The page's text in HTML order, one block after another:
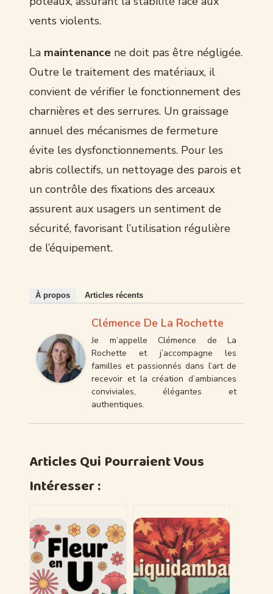
vents violents.
La maintenance ne doit pas être négligée.
Outre le traitement des matériaux, il
convient de vérifier le fonctionnement des
charnières et des serrures. Un graissage
annuel des mécanismes de fermeture
évite les dysfonctionnements. Pour les
abris collectifs, un nettoyage des parois et
un contrôle des fixations des arceaux
assurent aux usagers un sentiment de
sécurité, favorisant l’utilisation régulière
de l’équipement.
À propos Articles récents
Clémence De La Rochette
Je m’appelle Clémence de La
Rochette et j’accompagne les
familles et passionnés dans l’art de
recevoir et la création d’ambiances
conviviales, élégantes et
authentiques.
Articles Qui Pourraient Vous
Intéresser :